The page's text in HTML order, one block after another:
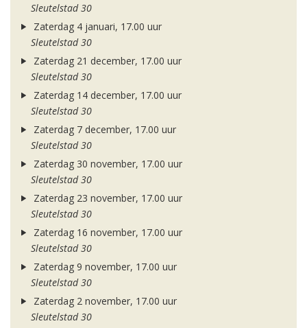
Sleutelstad 30
Zaterdag 4 januari, 17.00 uur
Sleutelstad 30
Zaterdag 21 december, 17.00 uur
Sleutelstad 30
Zaterdag 14 december, 17.00 uur
Sleutelstad 30
Zaterdag 7 december, 17.00 uur
Sleutelstad 30
Zaterdag 30 november, 17.00 uur
Sleutelstad 30
Zaterdag 23 november, 17.00 uur
Sleutelstad 30
Zaterdag 16 november, 17.00 uur
Sleutelstad 30
Zaterdag 9 november, 17.00 uur
Sleutelstad 30
Zaterdag 2 november, 17.00 uur
Sleutelstad 30